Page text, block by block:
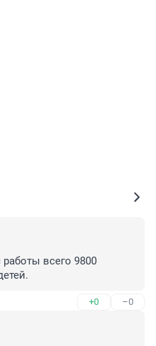
всего 9800
+0 –0